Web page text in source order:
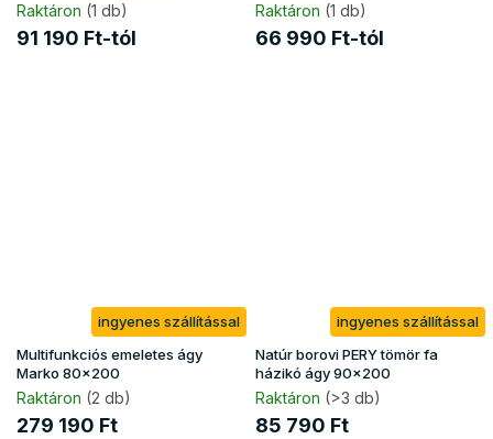
Raktáron (1 db)
91 190 Ft-tól
Raktáron (1 db)
66 990 Ft-tól
ingyenes szállítással
Multifunkciós emeletes ágy
Marko 80x200
Raktáron (2 db)
279 190 Ft
ingyenes szállítással
Natúr borovi PERY tömör fa
házikó ágy 90x200
Raktáron (>3 db)
85 790 Ft